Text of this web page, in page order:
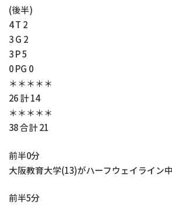
(後半)
4 T 2
3 G 2
3 P 5
0 PG 0
＊＊＊＊＊
26 計 14
＊＊＊＊＊
38 合計 21
前半0分
大阪教育大学(13)がハーフウェイライン
前半5分